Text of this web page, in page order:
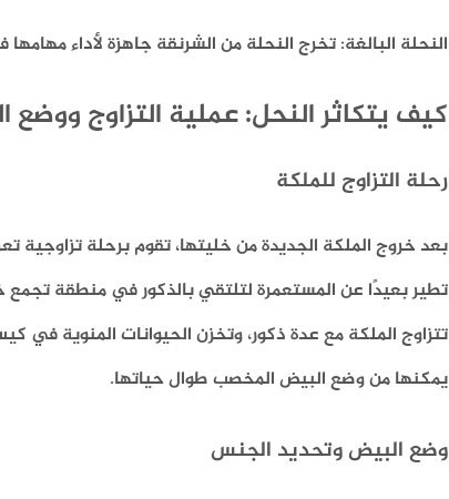
النحلة البالغة:تخرج النحلة من الشرنقة جاهزة لأداء
كيف يتكاثر النحل: عملية التزاوج ووضع
رحلة التزاوج للملكة
بعد خروج الملكة الجديدة من خليتها، تقوم برحلة تزاوجية
تطير بعيدًا عن المستعمرة لتلتقي بالذكور في منطقة تجمع
تتزاوج الملكة مع عدة ذكور، وتخزن الحيوانات المنوية
يمكنها من وضع البيض المخصب طوال حياتها.
وضع البيض وتحديد الجنس